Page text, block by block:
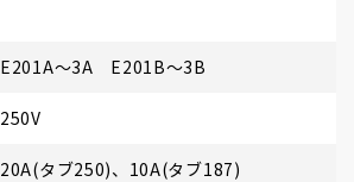
E201A～3A E201B～3B
250V
20A(タブ250)、10A(タブ187)